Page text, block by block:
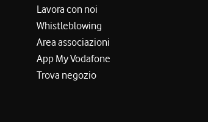
Lavora con noi
Whistleblowing
Area associazioni
App My Vodafone
Trova negozio